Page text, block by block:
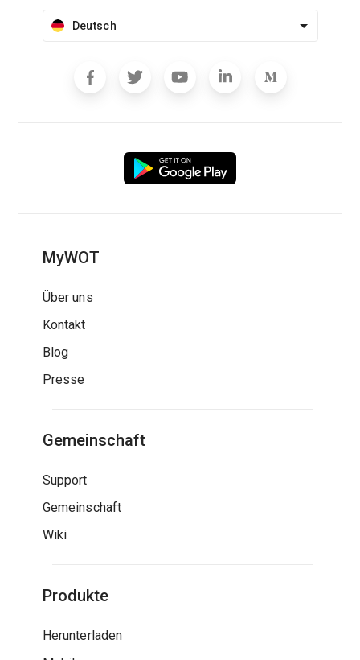
Deutsch
MyWOT
Über uns
Kontakt
Blog
Presse
Gemeinschaft
Support
Gemeinschaft
Wiki
Produkte
Herunterladen